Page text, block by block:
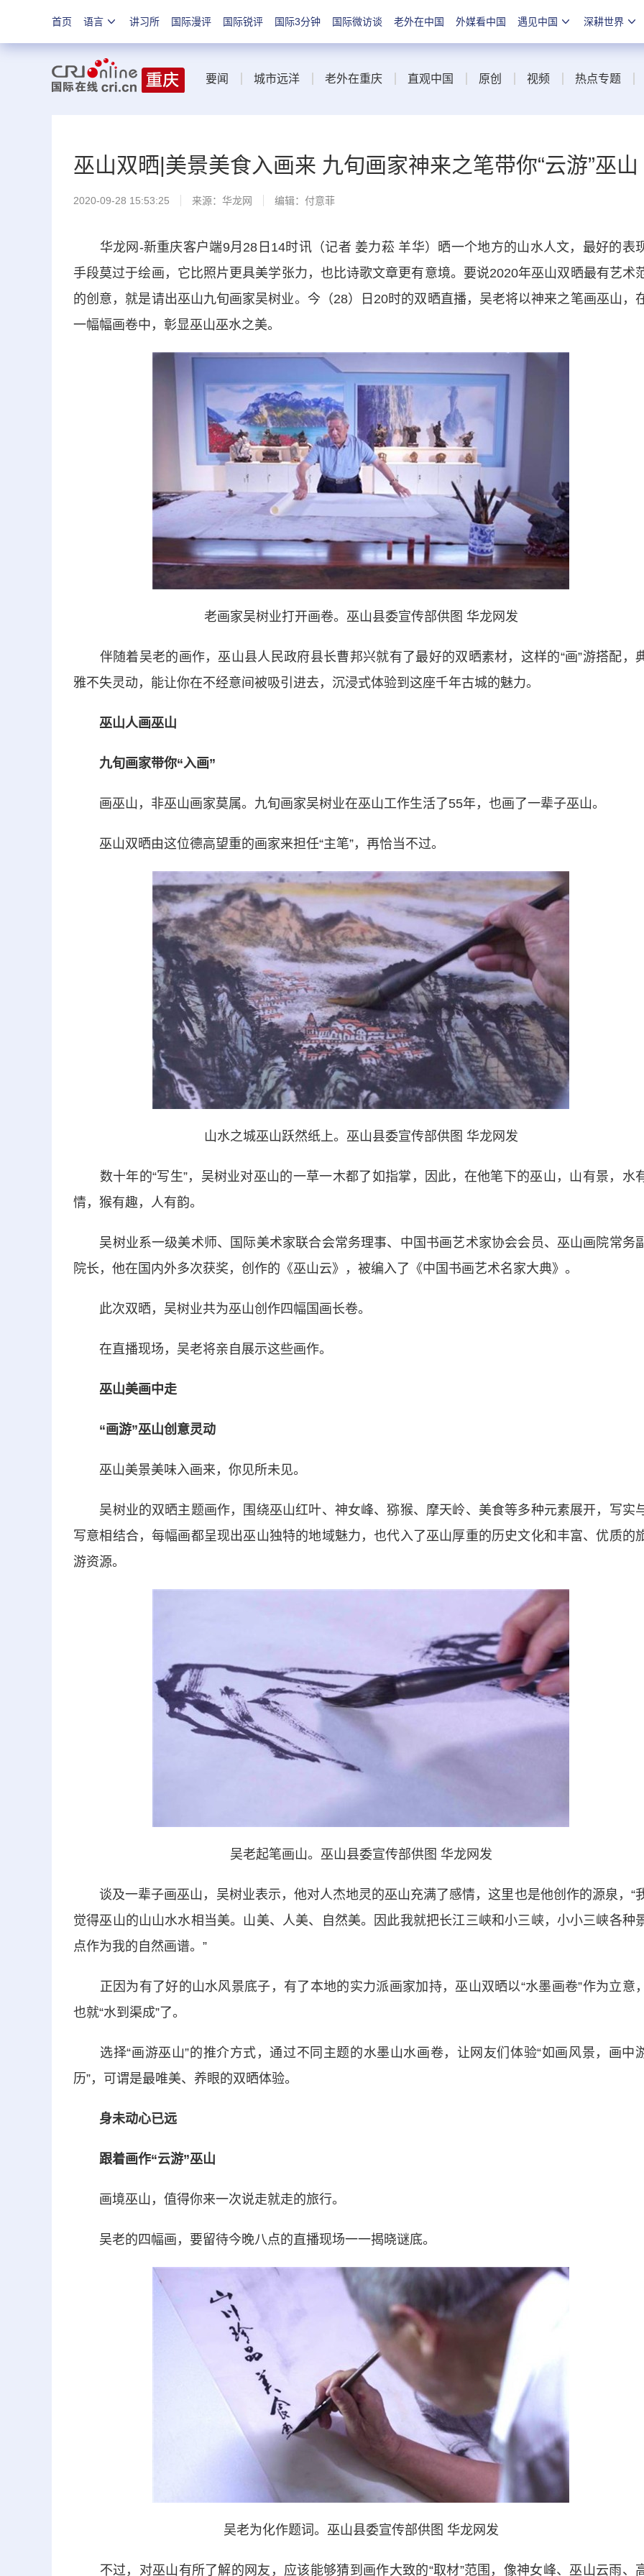
首页 语言 讲习所 国际漫评 国际锐评 国际3分钟 国际微访谈 老外在中国 外媒看中国 遇见中国 深耕世界
要闻 城市远洋 老外在重庆 直观中国 原创 视频 热点专题
巫山双晒|美景美食入画来 九旬画家神来之笔带你“云游”巫山
2020-09-28 15:53:25 来源： 华龙网 编辑：付意菲
华龙网-新重庆客户端9月28日14时讯（记者 姜力菘 羊华）晒一个地方的山水人文，最好的表
手段莫过于绘画，它比照片更具美学张力，也比诗歌文章更有意境。要说2020年巫山双晒最有艺术
的创意，就是请出巫山九旬画家吴树业。今（28）日20时的双晒直播，吴老将以神来之笔画巫山，
一幅幅画卷中，彰显巫山巫水之美。
老画家吴树业打开画卷。巫山县委宣传部供图 华龙网发
伴随着吴老的画作，巫山县人民政府县长曹邦兴就有了最好的双晒素材，这样的“画”游搭配，
雅不失灵动，能让你在不经意间被吸引进去，沉浸式体验到这座千年古城的魅力。
巫山人画巫山
九旬画家带你“入画”
画巫山，非巫山画家莫属。九旬画家吴树业在巫山工作生活了55年，也画了一辈子巫山。
巫山双晒由这位德高望重的画家来担任“主笔”，再恰当不过。
山水之城巫山跃然纸上。巫山县委宣传部供图 华龙网发
数十年的“写生”，吴树业对巫山的一草一木都了如指掌，因此，在他笔下的巫山，山有景，水
情，猴有趣，人有韵。
吴树业系一级美术师、国际美术家联合会常务理事、中国书画艺术家协会会员、巫山画院常务
院长，他在国内外多次获奖，创作的《巫山云》，被编入了《中国书画艺术名家大典》。
此次双晒，吴树业共为巫山创作四幅国画长卷。
在直播现场，吴老将亲自展示这些画作。
巫山美画中走
“画游”巫山创意灵动
巫山美景美味入画来，你见所未见。
吴树业的双晒主题画作，围绕巫山红叶、神女峰、猕猴、摩天岭、美食等多种元素展开，写实
写意相结合，每幅画都呈现出巫山独特的地域魅力，也代入了巫山厚重的历史文化和丰富、优质的
游资源。
吴老起笔画山。巫山县委宣传部供图 华龙网发
谈及一辈子画巫山，吴树业表示，他对人杰地灵的巫山充满了感情，这里也是他创作的源泉，“
觉得巫山的山山水水相当美。山美、人美、自然美。因此我就把长江三峡和小三峡，小小三峡各种
点作为我的自然画谱。”
正因为有了好的山水风景底子，有了本地的实力派画家加持，巫山双晒以“水墨画卷”作为立意
也就“水到渠成”了。
选择“画游巫山”的推介方式，通过不同主题的水墨山水画卷，让网友们体验“如画风景，画中
历”，可谓是最唯美、养眼的双晒体验。
身未动心已远
跟着画作“云游”巫山
画境巫山，值得你来一次说走就走的旅行。
吴老的四幅画，要留待今晚八点的直播现场一一揭晓谜底。
吴老为化作题词。巫山县委宣传部供图 华龙网发
不过，对巫山有所了解的网友，应该能够猜到画作大致的“取材”范围，像神女峰、巫山云雨、